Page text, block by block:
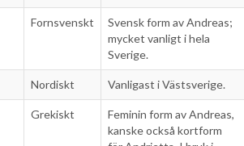
Fornsvenskt
Svensk form av Andreas;
mycket vanligt i hela
Sverige.
Nordiskt Vanligast i Västsverige.
Grekiskt
Feminin form av Andreas,
kanske också kortform